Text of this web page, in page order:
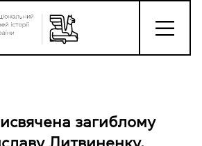
загиблому
Литвиненку,